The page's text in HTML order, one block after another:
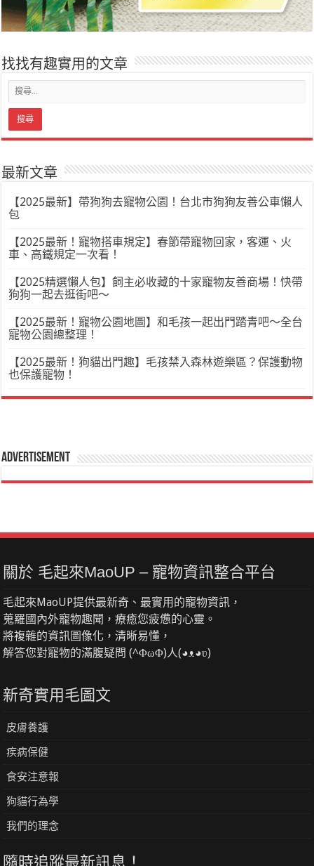
找找有趣實用的文章
最新文章
【2025最新】帶狗狗去寵物公園！台北市狗狗友善公車懶人
包
【2025最新！寵物搭車規定】春節帶寵物回家，客運、火
車、高鐵規定一次看！
【2025精選懶人包】飼主必收藏的十家寵物友善商場！快帶
狗狗一起去逛街吧～
【2025最新！寵物公園地圖】和毛孩一起出門踏青吧～全台
寵物公園總整理！
【2025最新！狗貓出門趣】毛孩禁入森林遊樂區？保護動物
也保護寵物！
Advertisement
關於 毛起來MaoUP – 寵物資訊整合平台
毛起來MaoUP提供最新奇、最實用的寵物資訊，
蒐羅國內外寵物趣聞，療癒您疲憊的心靈。
將複雜的資訊圖像化，清晰易懂，
解答您對寵物的滿腹疑問 (^ΦωΦ)人(◕ᴥ◕ʋ)
新奇實用毛圖文
皮膚養護
疾病保健
食安注意報
狗貓行為學
我們的理念
隨時追蹤最新訊息！